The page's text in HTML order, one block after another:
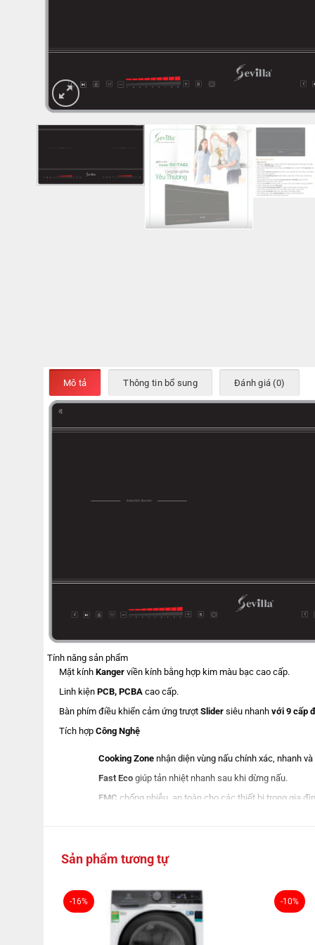
Mô tả Thông tin bổ sung Đánh giá (0)
Tính năng sản phẩm
Mặt kính Kangerviền kính bằng hợp kim màu bạc cao cấp.
Linh kiện PCB, PCBAcao cấp.
Bàn phím điều khiển cảm ứng trượtSlider siêu nhanhvới 9 cấp
Tích hợp Công Nghệ
Cooking Zone nhận diện vùng nấu chính xác, nhanh
Fast Ecogiúp tản nhiệt nhanh sau khi dừng nấu.
EMC chống nhiễu, an toàn cho các thiết bị trong gia
Double Inverterbiến tần
Nấu nhanhBooster
Keep-warm Function
giữ ấm thức ăn
Sản phẩm tương tự
-16% -10%